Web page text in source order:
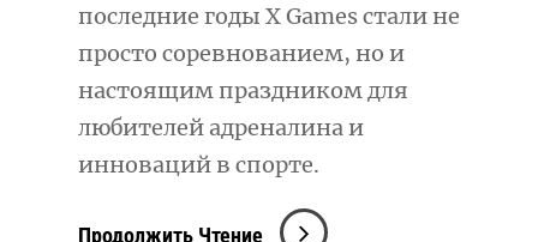
последние годы X Games стали не
просто соревнованием, но и
настоящим праздником для
любителей адреналина и
инноваций в спорте.
Продолжить Чтение